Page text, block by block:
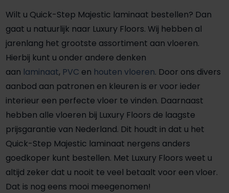
Wilt u Quick-Step Majestic laminaat bestellen? Dan
gaat u natuurlijk naar Luxury Floors. Wij hebben al
jarenlang het grootste assortiment aan vloeren.
Hierbij kunt u onder andere denken
aan laminaat, PVC en houten vloeren. Door ons divers
aanbod aan patronen en kleuren is er voor ieder
interieur een perfecte vloer te vinden. Daarnaast
hebben alle vloeren bij Luxury Floors de laagste
prijsgarantie van Nederland. Dit houdt in dat u het
Quick-Step Majestic laminaat nergens anders
goedkoper kunt bestellen. Met Luxury Floors weet u
altijd zeker dat u nooit te veel betaalt voor een vloer.
Dat is nog eens mooi meegenomen!